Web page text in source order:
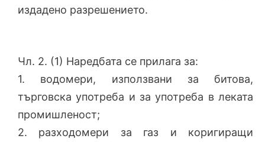
издадено разрешението.
Чл. 2. (1) Наредбата се прилага за:
1. водомери, използвани за битова,
търговска употреба и за употреба в леката
промишленост;
2. разходомери за газ и коригиращи